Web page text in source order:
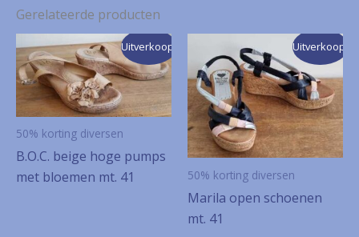
Gerelateerde producten
Uitverkoop!
50% korting diversen
B.O.C. beige hoge pumps
met bloemen mt. 41
Uitverkoop!
50% korting diversen
Marila open schoenen
mt. 41